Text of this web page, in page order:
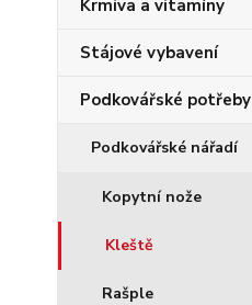
Krmiva a vitamíny
Stájové vybavení
Podkovářské potřeby
Podkovářské nářadí
Kopytní nože
Kleště
Rašple